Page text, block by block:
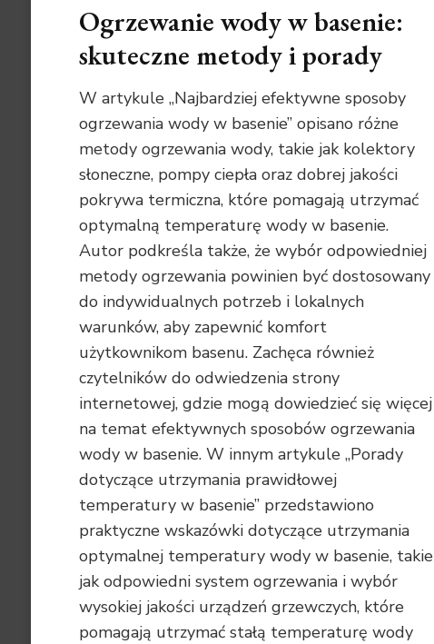
Ogrzewanie wody w basenie:
skuteczne metody i porady
W artykule „Najbardziej efektywne sposoby
ogrzewania wody w basenie” opisano różne
metody ogrzewania wody, takie jak kolektory
słoneczne, pompy ciepła oraz dobrej jakości
pokrywa termiczna, które pomagają utrzymać
optymalną temperaturę wody w basenie.
Autor podkreśla także, że wybór odpowiedniej
metody ogrzewania powinien być dostosowany
do indywidualnych potrzeb i lokalnych
warunków, aby zapewnić komfort
użytkownikom basenu. Zachęca również
czytelników do odwiedzenia strony
internetowej, gdzie mogą dowiedzieć się więcej
na temat efektywnych sposobów ogrzewania
wody w basenie. W innym artykule „Porady
dotyczące utrzymania prawidłowej
temperatury w basenie” przedstawiono
praktyczne wskazówki dotyczące utrzymania
optymalnej temperatury wody w basenie, takie
jak odpowiedni system ogrzewania i wybór
wysokiej jakości urządzeń grzewczych, które
pomagają utrzymać stałą temperaturę wody